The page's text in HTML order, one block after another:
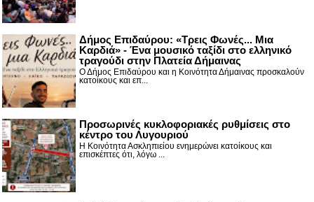
Δήμος Επιδαύρου: «Τρεις Φωνές... Μια
Καρδιά» - Ένα μουσικό ταξίδι στο ελληνικό
τραγούδι στην Πλατεία Δήμαινας
Ο Δήμος Επιδαύρου και η Κοινότητα Δήμαινας προσκαλούν
κατοίκους και επ...
Προσωρινές κυκλοφοριακές ρυθμίσεις στο
κέντρο του Λυγουριού
Η Κοινότητα Ασκληπιείου ενημερώνει κατοίκους και
επισκέπτες ότι, λόγω ...